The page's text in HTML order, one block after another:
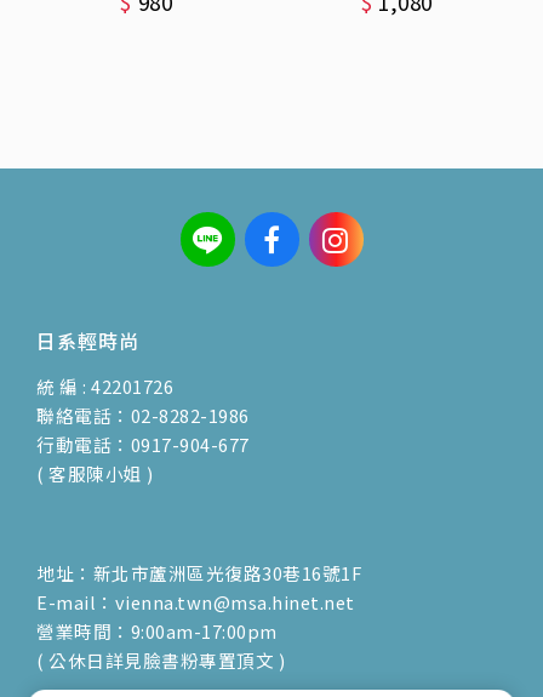
日系輕時尚
統 編 : 42201726
聯絡電話：02-8282-1986
行動電話：0917-904-677
( 客服陳小姐 )
地址：新北市蘆洲區光復路30巷16號1F
E-mail：vienna.twn@msa.hinet.net
營業時間：9:00am-17:00pm
( 公休日詳見臉書粉專置頂文 )